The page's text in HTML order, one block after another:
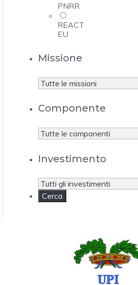
PNRR
REACT
EU
Missione
Componente
Investimento